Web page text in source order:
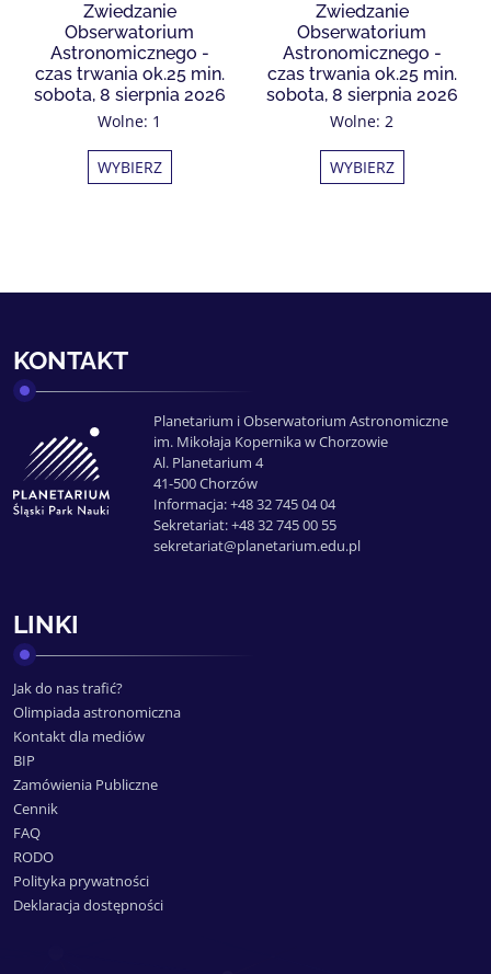
Zwiedzanie
Obserwatorium
Astronomicznego -
czas trwania ok.25 min.
sobota, 8 sierpnia 2026
Wolne: 1
WYBIERZ
Zwiedzanie
Obserwatorium
Astronomicznego -
czas trwania ok.25 min.
sobota, 8 sierpnia 2026
Wolne: 2
WYBIERZ
KONTAKT
Planetarium i Obserwatorium Astronomiczne
im. Mikołaja Kopernika w Chorzowie
Al. Planetarium 4
41-500 Chorzów
Informacja: +48 32 745 04 04
Sekretariat: +48 32 745 00 55
sekretariat@planetarium.edu.pl
LINKI
Jak do nas trafić?
Olimpiada astronomiczna
Kontakt dla mediów
BIP
Zamówienia Publiczne
Cennik
FAQ
RODO
Polityka prywatności
Deklaracja dostępności